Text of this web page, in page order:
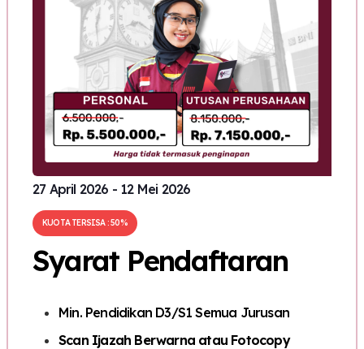
27 April 2026 - 12 Mei 2026
KUOTA TERSISA : 50%
Syarat Pendaftaran
Min. Pendidikan D3/S1 Semua Jurusan
Scan Ijazah Berwarna atau Fotocopy